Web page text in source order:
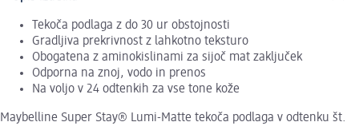
Tekoča podlaga z do 30 ur obstojnosti
Gradljiva prekrivnost z lahkotno teksturo
Obogatena z aminokislinami za sijoč mat zaključek
Odporna na znoj, vodo in prenos
Na voljo v 24 odtenkih za vse tone kože
Maybelline Super Stay® Lumi-Matte tekoča podlaga v odtenku št.